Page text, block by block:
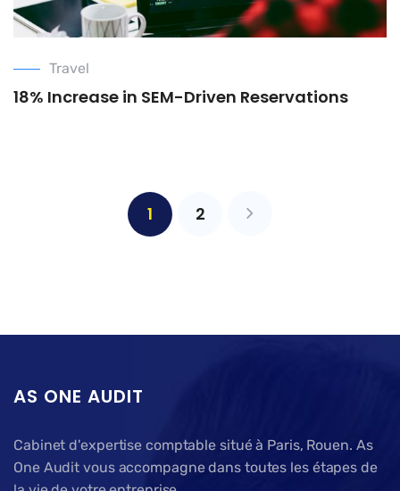
Travel
18% Increase in SEM-Driven Reservations
1 2
AS ONE AUDIT
Cabinet d'expertise comptable situé à Paris, Rouen. As
One Audit vous accompagne dans toutes les étapes de